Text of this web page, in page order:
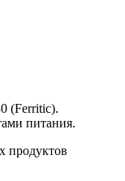
(Ferritic).
питания.
продуктов